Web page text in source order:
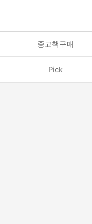
중고책구매
Pick